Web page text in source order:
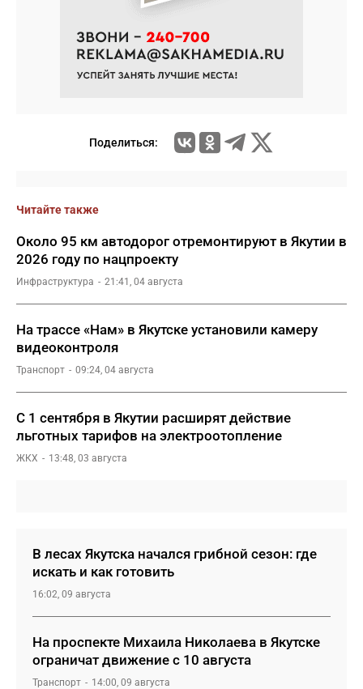
Поделиться:
Читайте также
Около 95 км автодорог отремонтируют в Якутии в
2026 году по нацпроекту
Инфраструктура 21:41, 04 августа
На трассе «Нам» в Якутске установили камеру
видеоконтроля
Транспорт 09:24, 04 августа
С 1 сентября в Якутии расширят действие
льготных тарифов на электроотопление
ЖКХ 13:48, 03 августа
В лесах Якутска начался грибной сезон: где
искать и как готовить
16:02, 09 августа
На проспекте Михаила Николаева в Якутске
ограничат движение с 10 августа
Транспорт 14:00, 09 августа